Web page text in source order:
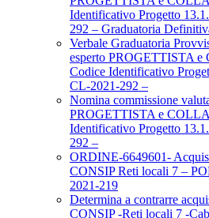
Identificativo Progetto
292 – Graduatoria
Verbale Graduatoria
esperto PROGETTISTA
Codice Identificativo
CL-2021-292 –
Nomina commissione
PROGETTISTA e
Identificativo Progetto
292 –
ORDINE-6649601-
CONSIP Reti locali 7 –
2021-219
Determina a contrarre
CONSIP -Reti locali 7 -